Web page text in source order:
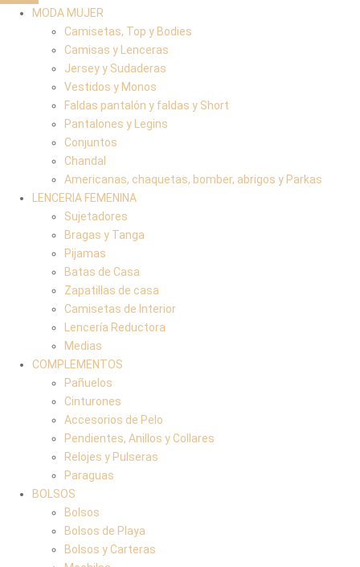
MODA MUJER
Camisetas, Top y Bodies
Camisas y Lenceras
Jersey y Sudaderas
Vestidos y Monos
Faldas pantalón y faldas y Short
Pantalones y Legins
Conjuntos
Chandal
Americanas, chaquetas, bomber, abrigos y Parkas
LENCERIA FEMENINA
Sujetadores
Bragas y Tanga
Pijamas
Batas de Casa
Zapatillas de casa
Camisetas de Interior
Lencería Reductora
Medias
COMPLEMENTOS
Pañuelos
Cinturones
Accesorios de Pelo
Pendientes, Anillos y Collares
Relojes y Pulseras
Paraguas
BOLSOS
Bolsos
Bolsos de Playa
Bolsos y Carteras